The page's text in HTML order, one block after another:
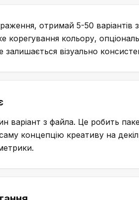
отримай 5-50
корегування кольору,
залишається візуально
варіант з файла. Це робить
концепцію креативу на